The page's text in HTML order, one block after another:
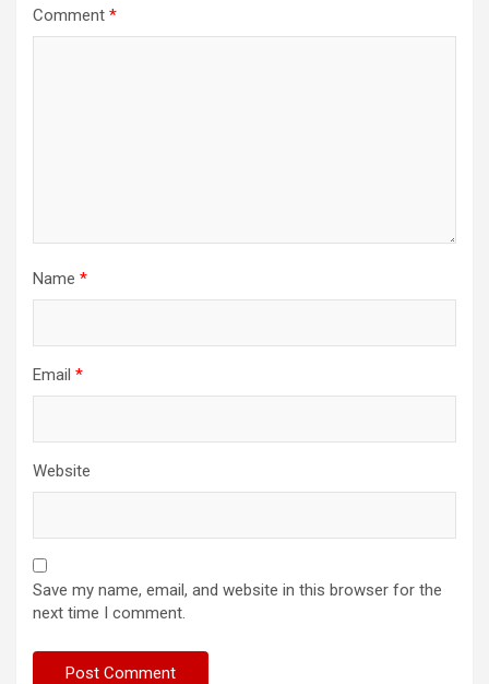
Comment *
Name *
Email *
Website
Save my name, email, and website in this browser for the
next time I comment.